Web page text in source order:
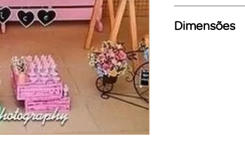
ao evento
seguinte à
disponibilidades.
Dimensões